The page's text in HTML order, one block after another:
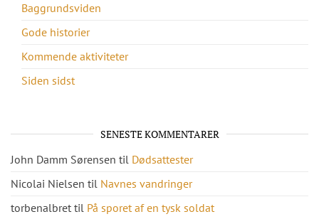
Baggrundsviden
Gode historier
Kommende aktiviteter
Siden sidst
SENESTE KOMMENTARER
John Damm Sørensen til Dødsattester
Nicolai Nielsen til Navnes vandringer
torbenalbret til På sporet af en tysk soldat